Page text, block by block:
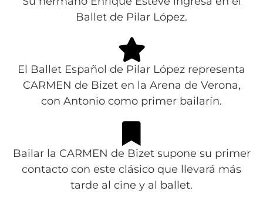
Ballet de Pilar López.
El Ballet Español de Pilar López representa
CARMEN de Bizet en la Arena de Verona,
con Antonio como primer bailarín.
Bailar la CARMEN de Bizet supone su primer
contacto con este clásico que llevará más
tarde al cine y al ballet.